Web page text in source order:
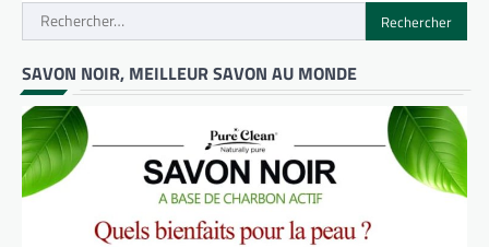
Rechercher :
SAVON NOIR, MEILLEUR SAVON AU MONDE